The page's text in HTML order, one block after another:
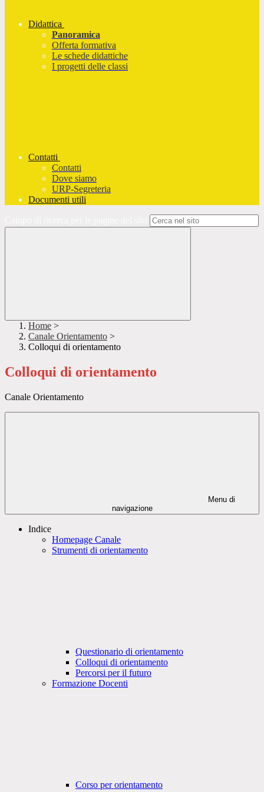
Didattica
Panoramica
Offerta formativa
Le schede didattiche
I progetti delle classi
Contatti
Contatti
Dove siamo
URP-Segreteria
Documenti utili
Home >
Canale Orientamento >
Colloqui di orientamento
Colloqui di orientamento
Canale Orientamento
Menu di
navigazione
Indice
Homepage Canale
Strumenti di orientamento
Questionario di orientamento
Colloqui di orientamento
Percorsi per il futuro
Formazione Docenti
Corso per orientamento